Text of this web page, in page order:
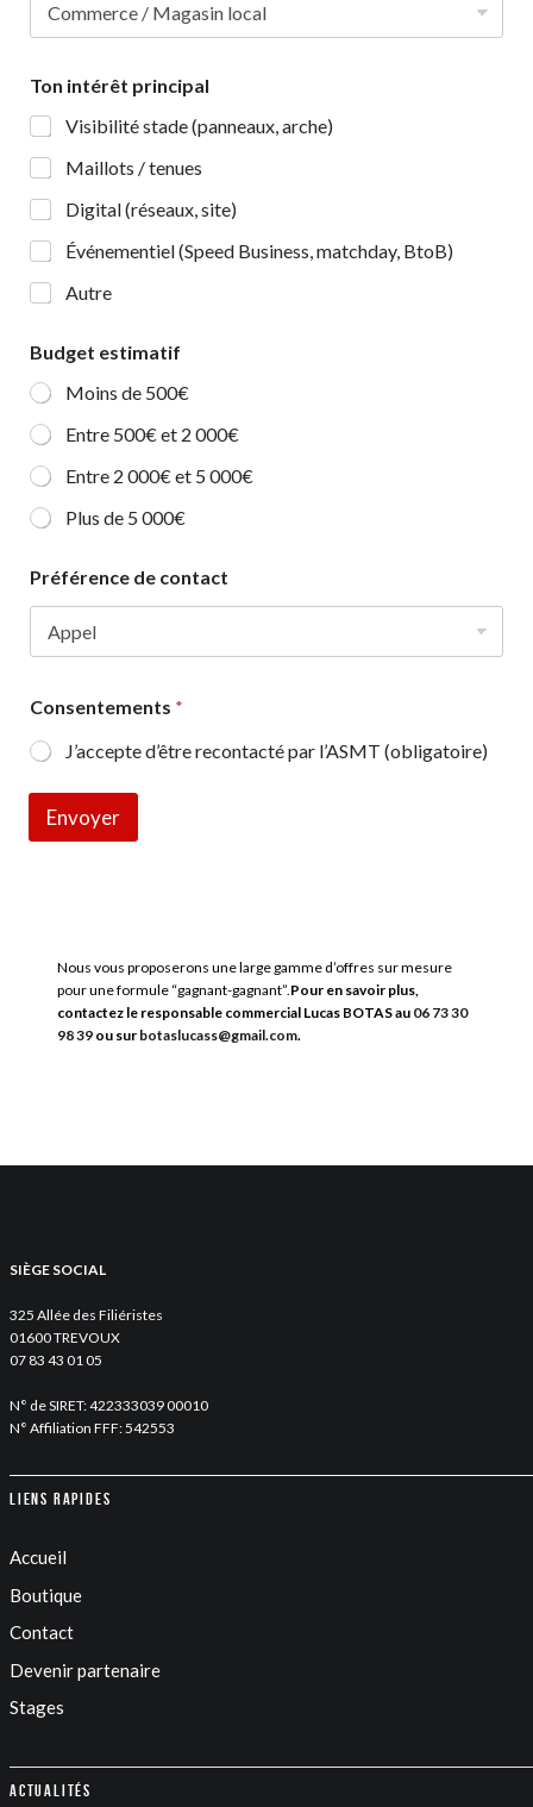
o
n
t
a
c
t
l
’
e
p
r
i
s
e
r
c
i
a
Ton intérêt principal
Visibilité stade (panneaux, arche)
Maillots / tenues
Digital (réseaux, site)
Événementiel (Speed Business, matchday, BtoB)
Autre
Budget estimatif
Moins de 500€
Entre 500€ et 2 000€
Entre 2 000€ et 5 000€
Plus de 5 000€
Préférence de contact
Consentements *
J’accepte d’être recontacté par l’ASMT (obligatoire)
Envoyer
Nous vous proposerons une large gamme d’offres sur mesure
pour une formule “gagnant-gagnant”.Pour en savoir plus,
contactez le responsable commercial Lucas BOTAS au 06 73 30
98 39 ou sur botaslucass@gmail.com.
SIÈGE SOCIAL
325 Allée des Filiéristes
01600 TREVOUX
07 83 43 01 05
N° de SIRET: 422333039 00010
N° Affiliation FFF: 542553
Liens rapides
Accueil
Boutique
Contact
Devenir partenaire
Stages
Actualités